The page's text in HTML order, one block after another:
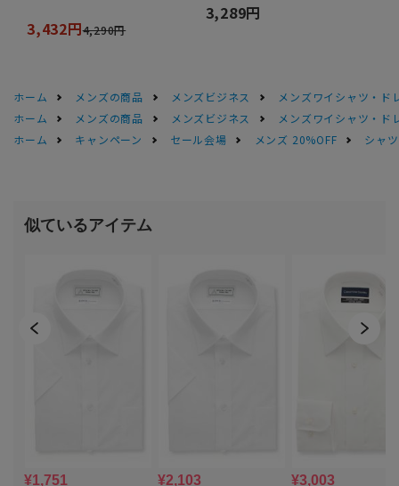
3,432円4,290円
3,289円
ホーム メンズの商品 メンズビジネス
メンズワイシャツ・ド
ホーム
メンズの商品 メンズビジネス
メンズワイシャツ・ド
ホーム
キャンペーン セール会場 メンズ 20%OFF シャ